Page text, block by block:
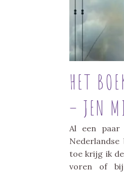
HET
– JEN
Al een paar
toe krijg ik
voren of